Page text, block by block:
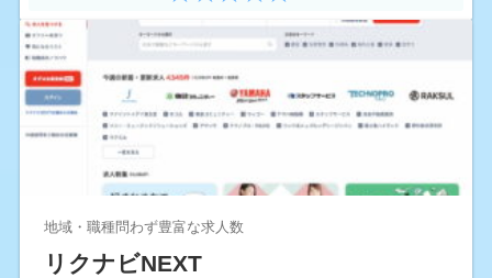
地域・職種問わず豊富な求人数
リクナビNEXT